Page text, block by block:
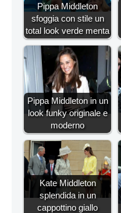
Pippa Middleton
sfoggia con stile un
total look verde menta
Pippa Middleton in un
look funky originale e
moderno
Kate Middleton
splendida in un
cappottino giallo